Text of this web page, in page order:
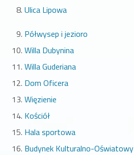
Ulica Lipowa
Półwysep i jezioro
Willa Dubynina
Willa Guderiana
Dom Oficera
Więzienie
Kościół
Hala sportowa
Budynek Kulturalno-Oświatowy